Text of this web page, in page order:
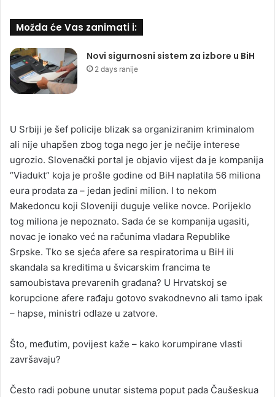
Možda će Vas zanimati i:
Novi sigurnosni sistem za izbore u BiH
2 days ranije
U Srbiji je šef policije blizak sa organiziranim kriminalom
ali nije uhapšen zbog toga nego jer je nečije interese
ugrozio. Slovenački portal je objavio vijest da je kompanija
“Viadukt” koja je prošle godine od BiH naplatila 56 miliona
eura prodata za – jedan jedini milion. I to nekom
Makedoncu koji Sloveniji duguje velike novce. Porijeklo
tog miliona je nepoznato. Sada će se kompanija ugasiti,
novac je ionako već na računima vladara Republike
Srpske. Tko se sjeća afere sa respiratorima u BiH ili
skandala sa kreditima u švicarskim francima te
samoubistava prevarenih građana? U Hrvatskoj se
korupcione afere rađaju gotovo svakodnevno ali tamo ipak
– hapse, ministri odlaze u zatvore.
Što, međutim, povijest kaže – kako korumpirane vlasti
završavaju?
Često radi pobune unutar sistema poput pada Čaušeskua